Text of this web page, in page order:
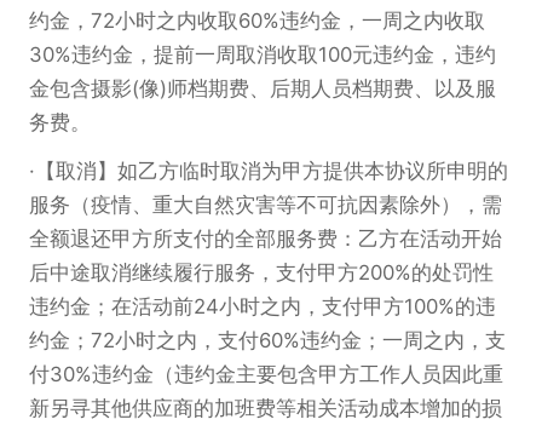
约金，72小时之内收取60%违约金，一周之内收取
30%违约金，提前一周取消收取100元违约金，违约
金包含摄影(像)师档期费、后期人员档期费、以及服
务费。
【取消】如乙方临时取消为甲方提供本协议所申明的
服务（疫情、重大自然灾害等不可抗因素除外），需
全额退还甲方所支付的全部服务费：乙方在活动开始
后中途取消继续履行服务，支付甲方200%的处罚性
违约金；在活动前24小时之内，支付甲方100%的违
约金；72小时之内，支付60%违约金；一周之内，支
付30%违约金（违约金主要包含甲方工作人员因此重
新另寻其他供应商的加班费等相关活动成本增加的损